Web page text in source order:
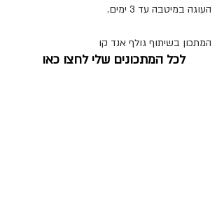
העוגה במיטבה עד 3 ימים.
המתכון בשיתוף גולף אנד קו
לכל המתכונים שלי לחצו כאן